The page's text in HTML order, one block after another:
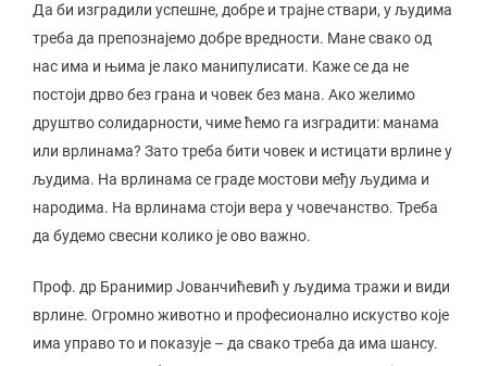
Да би изградили успешне, добре и трајне ствари, у људима
треба да препознајемо добре вредности. Мане свако од
нас има и њима је лако манипулисати. Каже се да не
постоји дрво без грана и човек без мана. Ако желимо
друштво солидарности, чиме ћемо га изградити: манама
или врлинама? Зато треба бити човек и истицати врлине у
људима. На врлинама се граде мостови међу људима и
народима. На врлинама стоји вера у човечанство. Треба
да будемо свесни колико је ово важно.
Проф. др Бранимир Јованчићевић у људима тражи и види
врлине. Огромно животно и професионално искуство које
има управо то и показује – да свако треба да има шансу.